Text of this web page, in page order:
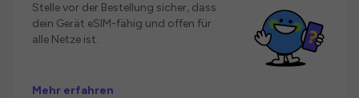
Stelle vor der Bestellung sicher, dass
dein Gerät eSIM-fähig und offen für
alle Netze ist.
Mehr erfahren